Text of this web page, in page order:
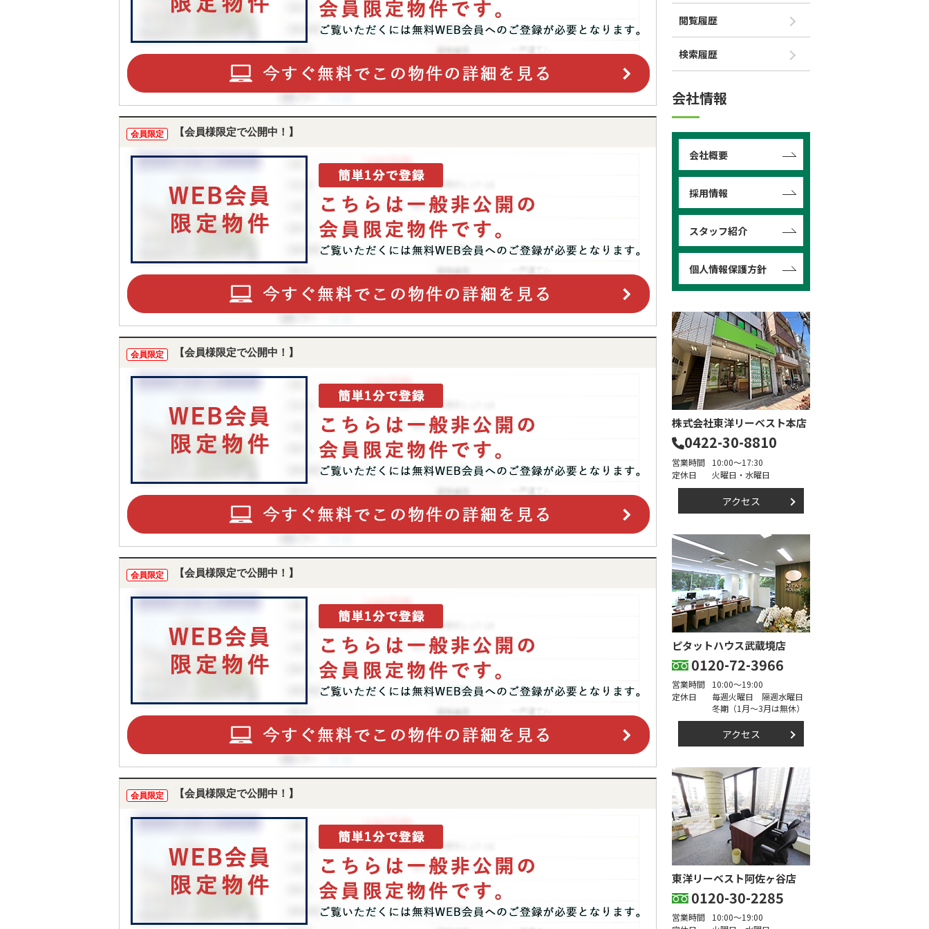
会員限定 【会員様限定で公開中！】
会員限定 【会員様限定で公開中！】
会員限定 【会員様限定で公開中！】
会員限定 【会員様限定で公開中！】
閲覧履歴
検索履歴
会社情報
会社概要
採用情報
スタッフ紹介
個人情報保護方針
株式会社東洋リーベスト本店
0422-30-8810
営業時間
10:00～17:30
定休日
火曜日・水曜日
アクセス
ピタットハウス武蔵境店
0120-72-3966
営業時間
10:00～19:00
定休日
毎週火曜日 隔週水曜日
冬期（1月～3月は無休）
アクセス
東洋リーベスト阿佐ヶ谷店
0120-30-2285
営業時間
10:00～19:00